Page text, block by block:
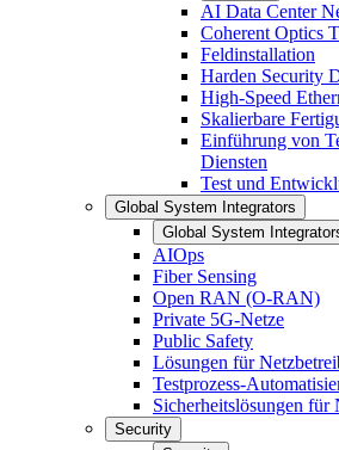
AI Data Center
Coherent Optics
Feldinstallation
Harden Security
High-Speed
Skalierbare
Einführung von
Diensten
Test und
Global System Integrators
Global System
AIOps
Fiber Sensing
Open RAN (O-RAN)
Private 5G-Netze
Public Safety
Lösungen für
Testprozess-
Sicherheitslösungen für
Security